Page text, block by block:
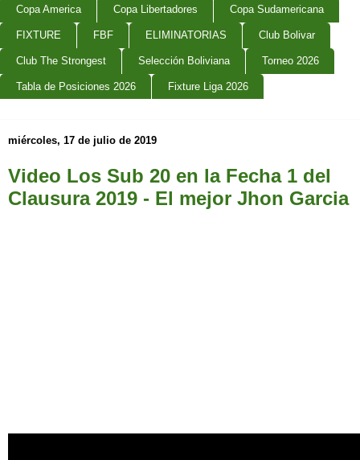
Copa America Copa Libertadores Copa Sudamericana
FIXTURE FBF ELIMINATORIAS Club Bolivar
Club The Strongest Selección Boliviana Torneo 2026
Tabla de Posiciones 2026 Fixture Liga 2026
miércoles, 17 de julio de 2019
Video Los Sub 20 en la Fecha 1 del
Clausura 2019 - El mejor Jhon Garcia